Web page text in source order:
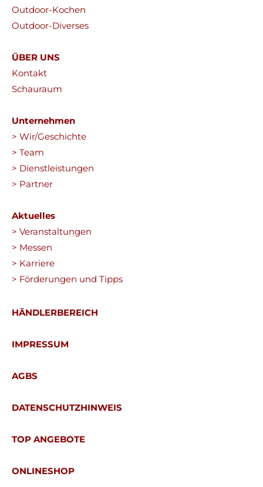
Outdoor-Kochen
Outdoor-Diverses
ÜBER UNS
Kontakt
Schauraum
Unternehmen
> Wir/Geschichte
> Team
> Dienstleistungen
> Partner
Aktuelles
> Veranstaltungen
> Messen
> Karriere
> Förderungen und Tipps
HÄNDLERBEREICH
IMPRESSUM
AGBS
DATENSCHUTZHINWEIS
TOP ANGEBOTE
ONLINESHOP